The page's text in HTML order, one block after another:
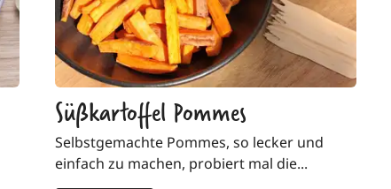
Süßkartoffel Pommes
Selbstgemachte Pommes, so lecker und
einfach zu machen, probiert mal die...